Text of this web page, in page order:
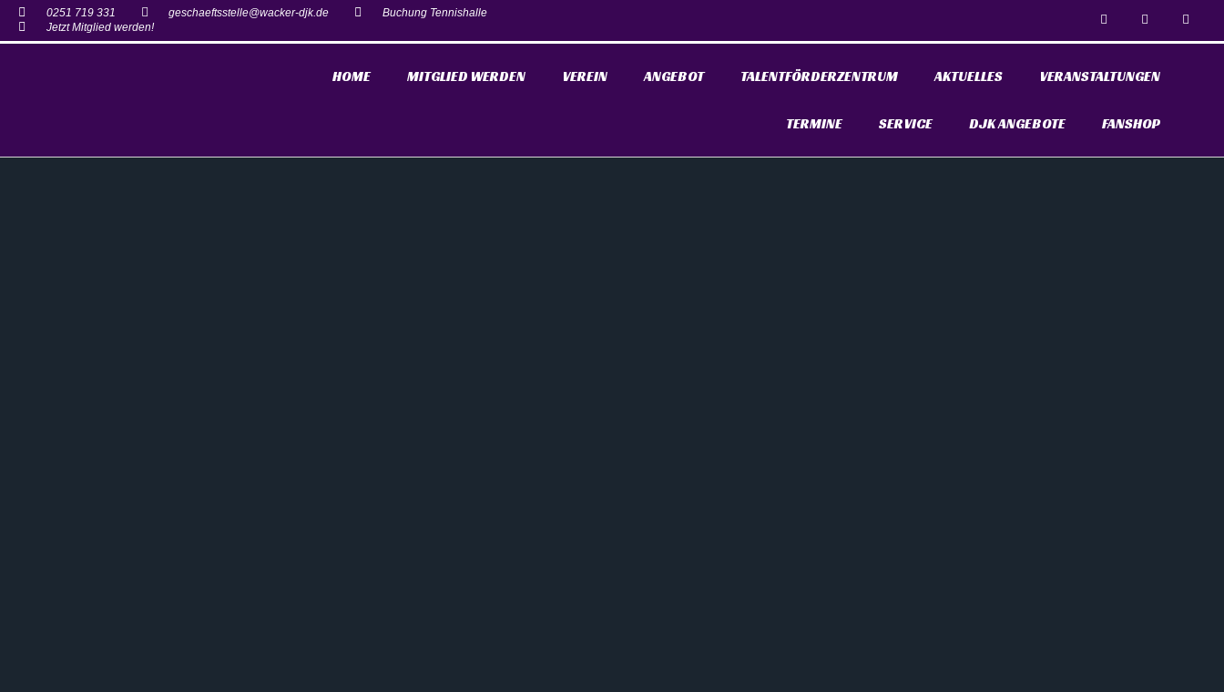
0251 719 331 geschaeftsstelle@wacker-djk.de
Buchung Tennishalle
Jetzt Mitglied werden!
HOME MITGLIED WERDEN VEREIN ANGEBOT TALENTFÖRDERZENTRUM AKTUELLES VERANSTALTUNGEN
TERMINE SERVICE DJK ANGEBOTE FANSHOP